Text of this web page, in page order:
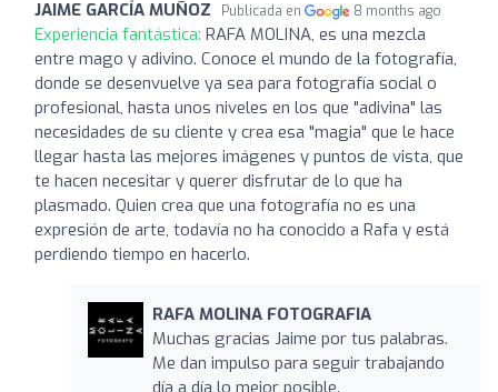
JAIME GARCÍA MUÑOZ Publicada en 8 months ago
Experiencia fantástica: RAFA MOLINA, es una mezcla
entre mago y adivino. Conoce el mundo de la fotografía,
donde se desenvuelve ya sea para fotografía social o
profesional, hasta unos niveles en los que "adivina" las
necesidades de su cliente y crea esa "magia" que le hace
llegar hasta las mejores imágenes y puntos de vista, que
te hacen necesitar y querer disfrutar de lo que ha
plasmado. Quien crea que una fotografía no es una
expresión de arte, todavía no ha conocido a Rafa y está
perdiendo tiempo en hacerlo.
RAFA MOLINA FOTOGRAFIA
Muchas gracias Jaime por tus palabras.
Me dan impulso para seguir trabajando
día a día lo mejor posible.